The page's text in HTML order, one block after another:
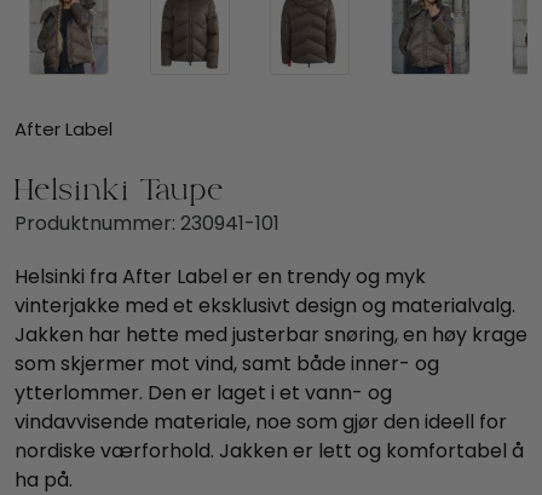
After Label
Produktnummer: 230941-101
Helsinki fra After Label er en trendy og myk
vinterjakke med et eksklusivt design og materialvalg.
Jakken har hette med justerbar snøring, en høy krage
som skjermer mot vind, samt både inner- og
ytterlommer. Den er laget i et vann- og
vindavvisende materiale, noe som gjør den ideell for
nordiske værforhold. Jakken er lett og komfortabel å
ha på.